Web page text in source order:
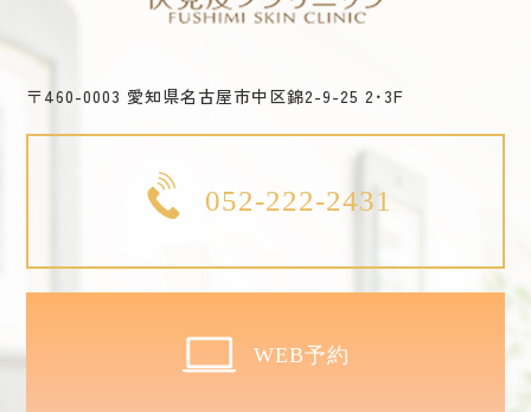
〒460-0003 愛知県名古屋市中区錦2-9-25 2･3F
052-222-2431
WEB予約